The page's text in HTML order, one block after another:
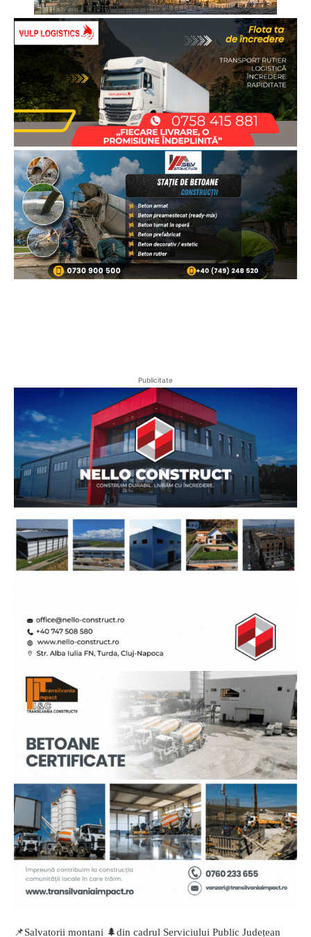
Publicitate
📌Salvatorii montani 🌲din cadrul Serviciului Public Județean